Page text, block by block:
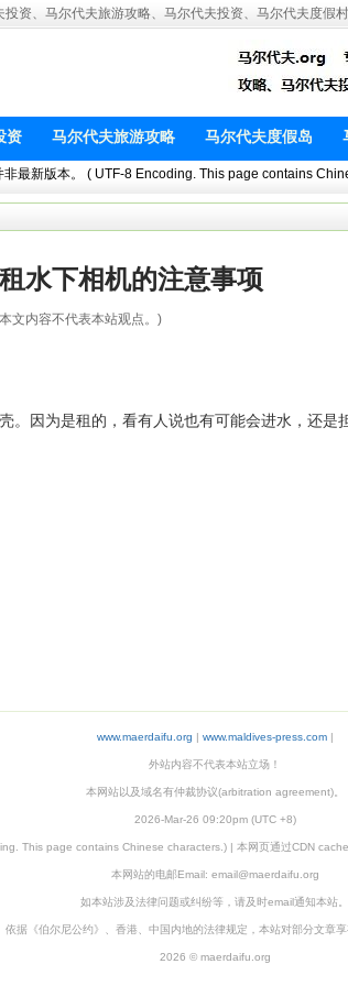
资、马尔代夫旅游攻略、马尔代夫投资、马尔代夫度假
资 马尔代夫旅游攻略 马尔代夫度假岛
最新版本。 ( UTF-8 Encoding. This page contains
水下相机的注意事项
文内容不代表本站观点。)
。因为是租的，看有人说也有可能会进水，还是
www.maerdaifu.org | www.maldives-press.com|
外站内容不代表本站立场！
本网站以及域名有仲裁协议(arbitration agreement)。
2026-Mar-26 09:20pm (UTC +8)
This page contains Chinese characters.) | 本网页通过CDN cache
本网站的电邮Email: email@maerdaifu.org
如本站涉及法律问题或纠纷等，请及时email通知本站。
依据《伯尔尼公约》、香港、中国内地的法律规定，本站对部分文章享
2026 © maerdaifu.org